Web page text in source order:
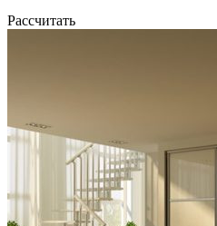
Рассчитать